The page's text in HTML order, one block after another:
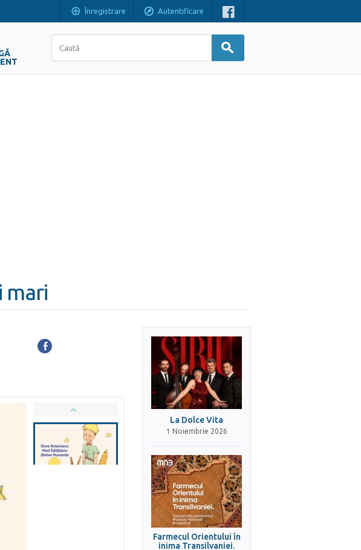
Înregistrare Autentificare
mari
La Dolce Vita
1 Noiembrie 2026
Farmecul Orientului în
inima Transilvaniei.